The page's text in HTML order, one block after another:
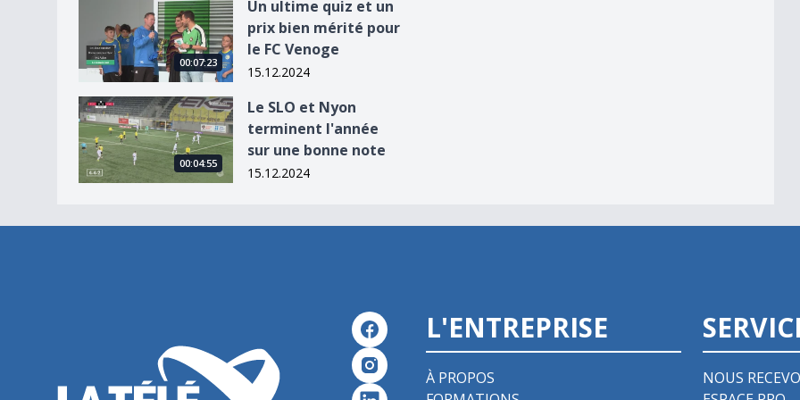
Un ultime quiz et un prix bien mérité pour le FC Venoge
00:07:23
Un ultime quiz et un
prix bien mérité pour
le FC Venoge
15.12.2024
Le SLO et Nyon terminent l&#039;année sur une bonne note
00:04:55
Le SLO et Nyon
terminent l'année
sur une bonne note
15.12.2024
L'ENTREPRISE
À PROPOS
NOUS